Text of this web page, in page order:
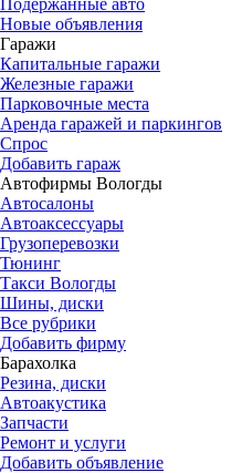
Подержанные авто
Новые объявления
Гаражи
Капитальные гаражи
Железные гаражи
Парковочные места
Аренда гаражей и паркингов
Спрос
Добавить гараж
Автофирмы Вологды
Автосалоны
Автоаксессуары
Грузоперевозки
Тюнинг
Такси Вологды
Шины, диски
Все рубрики
Добавить фирму
Барахолка
Резина, диски
Автоакустика
Запчасти
Ремонт и услуги
Добавить объявление